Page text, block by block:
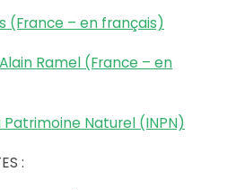
(France – en français)
Ramel (France – en
Naturel (INPN)
: